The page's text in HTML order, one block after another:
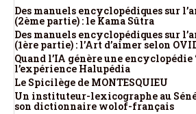
Des manuels encyclopédiques sur
(2ème partie) : le Kama Sûtra
Des manuels encyclopédiques sur
(1ère partie) : l’Art d’aimer selon
Quand l’IA génère une encyclopédie
l’expérience Halupédia
Le Spicilège de MONTESQUIEU
Un instituteur-lexicographe au
son dictionnaire wolof-français